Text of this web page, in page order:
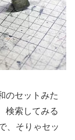
のセットみた
検索してみる
、そりゃセッ